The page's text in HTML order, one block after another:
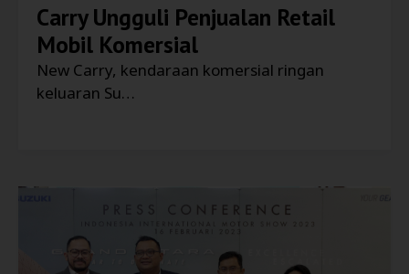
Carry Ungguli Penjualan Retail
Mobil Komersial
New Carry, kendaraan komersial ringan
keluaran Su…